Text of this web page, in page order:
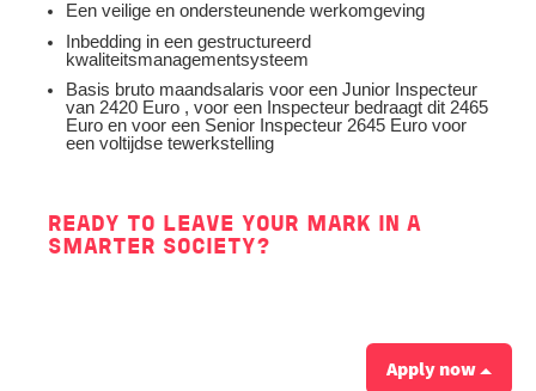
Een veilige en ondersteunende werkomgeving
Inbedding in een gestructureerd
kwaliteitsmanagementsysteem
Basis bruto maandsalaris voor een Junior Inspecteur
van 2420 Euro , voor een Inspecteur bedraagt dit 2465
Euro en voor een Senior Inspecteur 2645 Euro voor
een voltijdse tewerkstelling
READY TO LEAVE YOUR MARK IN A
SMARTER SOCIETY?
Apply now